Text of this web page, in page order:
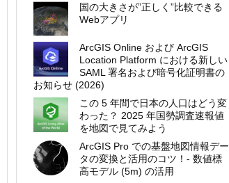
国の大きさが”正しく”比較できる
Webアプリ
ArcGIS Online および ArcGIS
Location Platform における新しい
SAML 署名および暗号化証明書の
お知らせ (2026)
この 5 年間で日本の人口はどう変
わった？ 2025 年国勢調査速報値
を地図で見てみよう
ArcGIS Pro での基盤地図情報デー
タの変換と活用のコツ！- 数値標
高モデル (5m) の活用